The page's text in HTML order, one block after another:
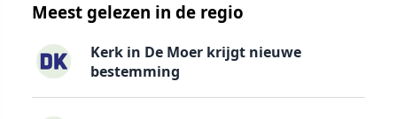
Meest gelezen in de regio
Kerk in De Moer krijgt nieuwe
bestemming